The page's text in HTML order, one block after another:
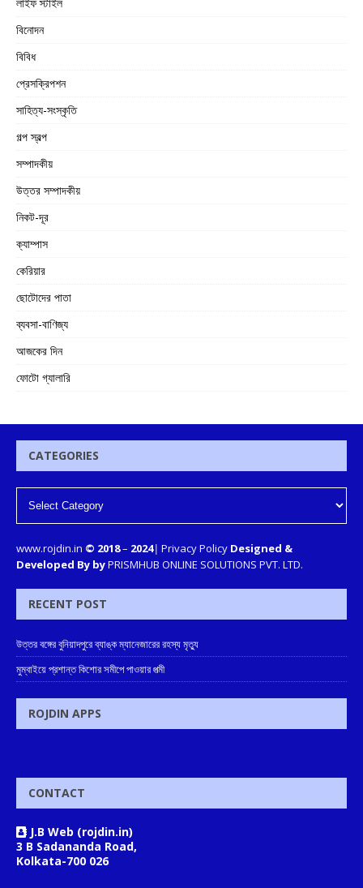
বিনোদন
বিবিধ
প্রেসক্রিপশন
সাহিত্য-সংস্কৃতি
গল্প স্বল্প
সম্পাদকীয়
উত্তর সম্পাদকীয়
নিকট-দূর
ক্যাম্পাস
কেরিয়ার
ছোটোদের পাতা
ব্যবসা-বাণিজ্য
আজকের দিন
ফোটো গ্যালারি
CATEGORIES
www.rojdin.in © 2018– 2024| Privacy Policy Designed &
Developed By byPRISMHUB ONLINE SOLUTIONS PVT. LTD.
RECENT POST
উত্তর বঙ্গের বুনিয়াদপুরে ব্যাঙ্ক ম্যানেজারের রহস্য মৃত্যু
মুম্বাইয়ে প্রশান্ত কিশোর সমীপে পাওয়ার পত্মী
ROJDIN APPS
CONTACT
J.B Web (rojdin.in)
3 B Sadananda Road,
Kolkata-700 026